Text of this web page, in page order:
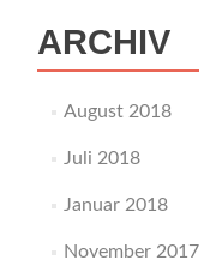
ARCHIV
August 2018
Juli 2018
Januar 2018
November 2017